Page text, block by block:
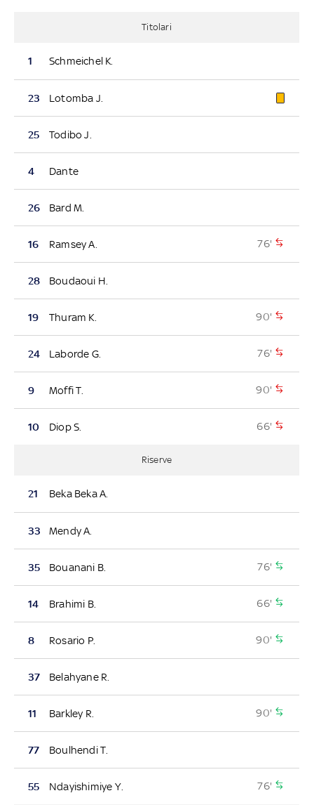
Titolari
1 Schmeichel K.
23 Lotomba J.
25 Todibo J.
4 Dante
26 Bard M.
16 Ramsey A. 76'
28 Boudaoui H.
19 Thuram K. 90'
24 Laborde G. 76'
9 Moffi T. 90'
10 Diop S. 66'
Riserve
21 Beka Beka A.
33 Mendy A.
35 Bouanani B. 76'
14 Brahimi B. 66'
8 Rosario P. 90'
37 Belahyane R.
11 Barkley R. 90'
77 Boulhendi T.
55 Ndayishimiye Y. 76'